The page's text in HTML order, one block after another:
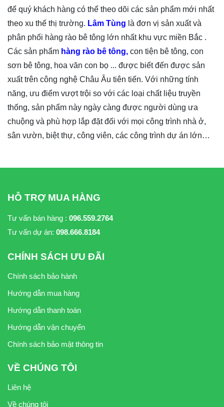
để quý khách hàng có thể theo dõi các sản phẩm mới nhất
theo xu thế thị trường. Lâm Tùng là đơn vị sản xuất và
phân phối hàng rào bê tông lớn nhất khu vực miền Bắc .
Các sản phẩm hàng rào bê tông, con tiện bê tông, con
sơn bê tông, hoa văn con bọ ... được biết đến được sản
xuất trên công nghệ Châu Âu tiên tiến. Với những tính
năng, ưu điểm vượt trội so với các loại chất liệu truyền
thống, sản phẩm này ngày càng được người dùng ưa
chuộng và phù hợp lắp đặt đối với mọi công trình nhà ở,
sân vườn, biệt thự, công viên, các công trình dự án lớn…
HỖ TRỢ MUA HÀNG
Tư vấn bán hàng : 096.559.2764
Tư vấn dự án: 098.666.8184
CHÍNH SÁCH ƯU ĐÃI
Chính sách bảo hành
Hướng dẫn mua hàng
Hướng dẫn thanh toán
Hướng dẫn vận chuyển
Chính sách bảo mật thông tin
VỀ CHÚNG TÔI
Liên hệ
Về chúng tôi